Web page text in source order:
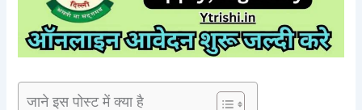
जाने इस पोस्ट में क्या है